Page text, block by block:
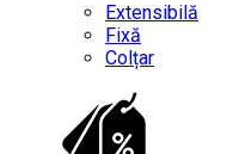
Extensibilă
Fixă
Colțar